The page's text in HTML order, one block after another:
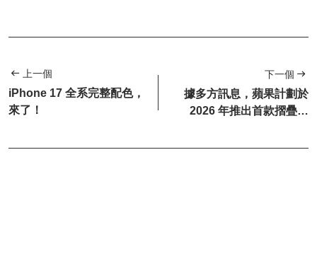
上一個
iPhone 17 全系完整配色，
來了！
下一個
據多方訊息，蘋果計劃於
2026 年推出首款摺疊屏